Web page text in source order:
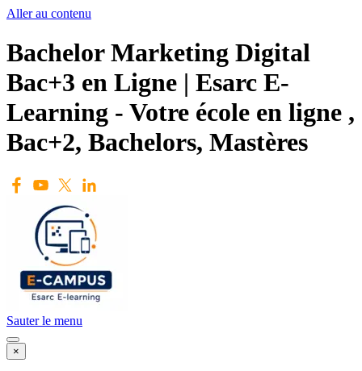
Aller au contenu
Bachelor Marketing Digital
Bac+3 en Ligne | Esarc E-
Learning - Votre école en ligne ,
Bac+2, Bachelors, Mastères
Sauter le menu
×